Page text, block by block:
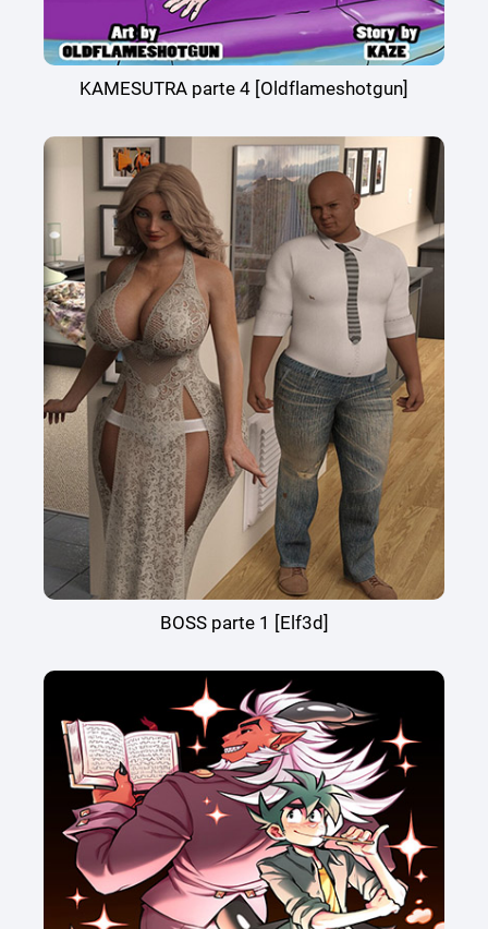
KAMESUTRA parte 4 [Oldflameshotgun]
BOSS parte 1 [Elf3d]